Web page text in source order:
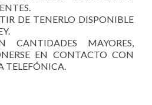
DE TENERLO DISPONIBLE
CANTIDADES MAYORES,
EN CONTACTO CON
TELEFÓNICA.